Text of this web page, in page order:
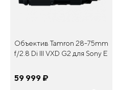
Объектив Tamron 28-75mm
f/2.8 Di III VXD G2 для Sony E
59 999 ¤